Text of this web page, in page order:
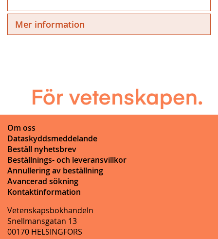
Mer information
Om oss
Dataskyddsmeddelande
Beställ nyhetsbrev
Beställnings- och leveransvillkor
Annullering av beställning
Avancerad sökning
Kontaktinformation
Vetenskapsbokhandeln
Snellmansgatan 13
00170 HELSINGFORS